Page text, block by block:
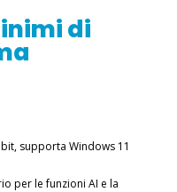
di
supporta Windows 11
per le funzioni AI e la